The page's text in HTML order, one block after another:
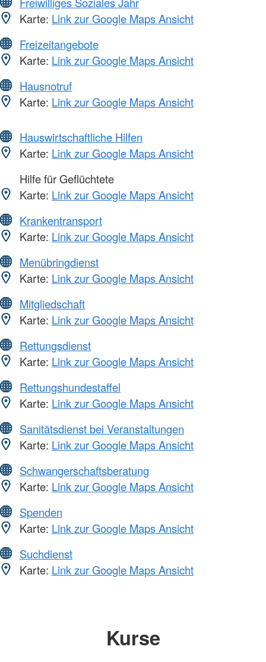
Karte: Link zur Google Maps Ansicht
Freizeitangebote
Karte: Link zur Google Maps Ansicht
Hausnotruf
Karte: Link zur Google Maps Ansicht
Hauswirtschaftliche Hilfen
Karte: Link zur Google Maps Ansicht
Hilfe für Geflüchtete
Karte: Link zur Google Maps Ansicht
Krankentransport
Karte: Link zur Google Maps Ansicht
Menübringdienst
Karte: Link zur Google Maps Ansicht
Mitgliedschaft
Karte: Link zur Google Maps Ansicht
Rettungsdienst
Karte: Link zur Google Maps Ansicht
Rettungshundestaffel
Karte: Link zur Google Maps Ansicht
Sanitätsdienst bei Veranstaltungen
Karte: Link zur Google Maps Ansicht
Schwangerschaftsberatung
Karte: Link zur Google Maps Ansicht
Spenden
Karte: Link zur Google Maps Ansicht
Suchdienst
Karte: Link zur Google Maps Ansicht
Kurse